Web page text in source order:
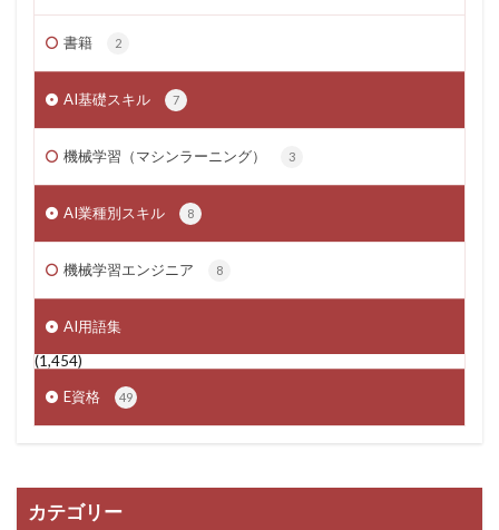
書籍 2
AI基礎スキル 7
機械学習（マシンラーニング） 3
AI業種別スキル 8
機械学習エンジニア 8
AI用語集
(1,454)
E資格
49
カテゴリー